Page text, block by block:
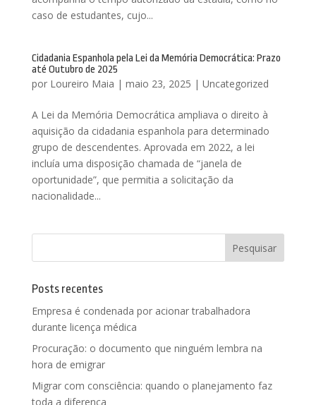
caso de estudantes, cujo...
Cidadania Espanhola pela Lei da Memória Democrática: Prazo
até Outubro de 2025
por Loureiro Maia | maio 23, 2025 | Uncategorized
A Lei da Memória Democrática ampliava o direito à
aquisição da cidadania espanhola para determinado
grupo de descendentes. Aprovada em 2022, a lei
incluía uma disposição chamada de “janela de
oportunidade”, que permitia a solicitação da
nacionalidade...
Posts recentes
Empresa é condenada por acionar trabalhadora
durante licença médica
Procuração: o documento que ninguém lembra na
hora de emigrar
Migrar com consciência: quando o planejamento faz
toda a diferença